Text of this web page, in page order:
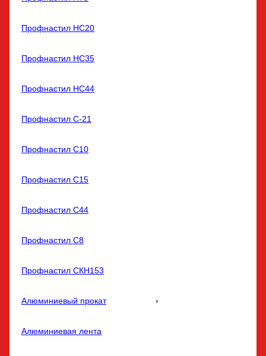
Профнастил НС20
Профнастил НС35
Профнастил НС44
Профнастил С-21
Профнастил С10
Профнастил С15
Профнастил С44
Профнастил С8
Профнастил СКН153
Алюминиевый прокат
Алюминиевая лента